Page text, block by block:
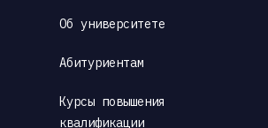
Об университете
Абитуриентам
Курсы повышения
квалификации